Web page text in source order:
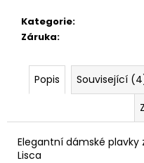
Kategorie:
Záruka:
Popis Související
Elegantní dámské plavky
Lisca